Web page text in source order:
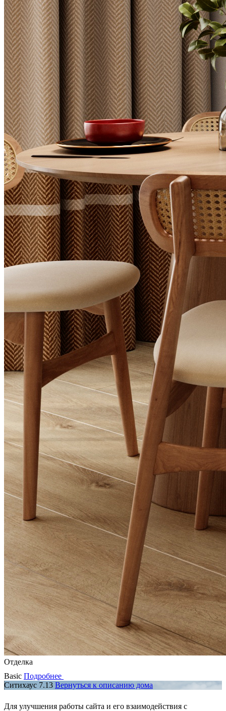
Отделка
Basic Подробнее
Ситихаус 7.13 Вернуться к описанию дома
Для улучшения работы сайта и его взаимодействия с